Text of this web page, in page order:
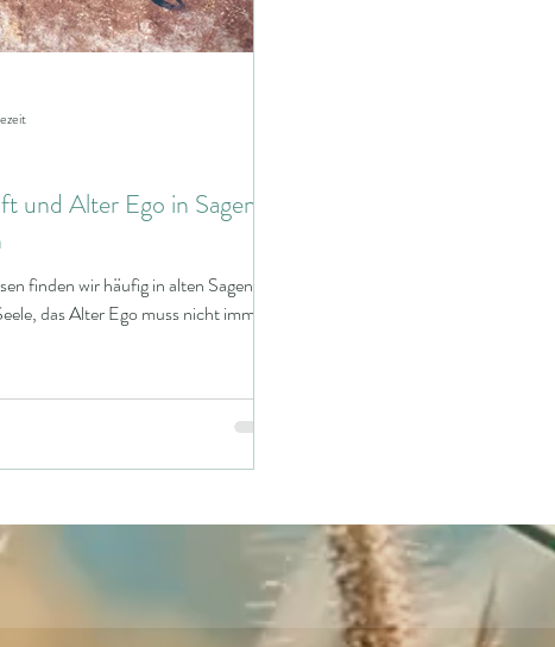
und Alter Ego in Sagen
finden wir häufig in alten Sagen
das Alter Ego muss nicht immer